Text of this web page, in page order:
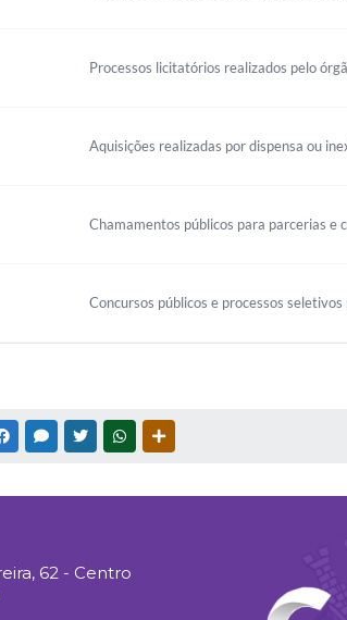
Processos licitatórios realizados pelo
Aquisições realizadas por dispensa ou
Chamamentos públicos para parcerias e
Concursos públicos e processos
FACEBOOKMESSENGER
TWITTERWHATSAPP
62 - Centro